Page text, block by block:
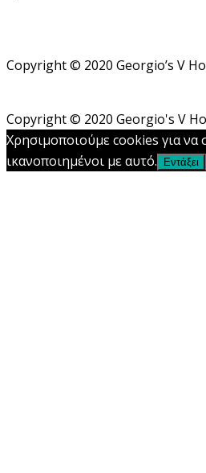
Copyright © 2020 Georgio’s V
Copyright © 2020 Georgio's V
Χρησιμοποιούμε cookies για να
ικανοποιημένοι με αυτό.
Εντάξει